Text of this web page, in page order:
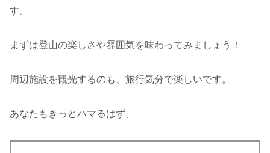
す。
まずは登山の楽しさや雰囲気を味わってみましょう！
周辺施設を観光するのも、旅行気分で楽しいです。
あなたもきっとハマるはず。